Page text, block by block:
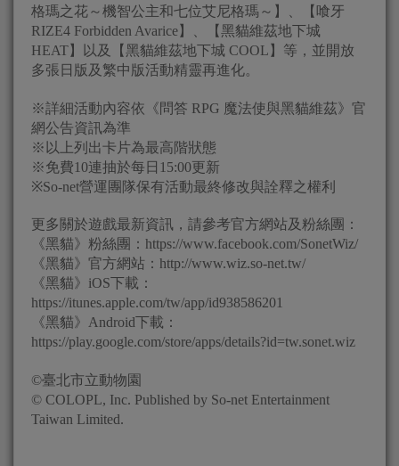
格瑪之花～機智公主和七位艾尼格瑪～】、【喰牙
RIZE4 Forbidden Avarice】、【黑貓維茲地下城
HEAT】以及【黑貓維茲地下城 COOL】等，並開放
多張日版及繁中版活動精靈再進化。
※詳細活動內容依《問答 RPG 魔法使與黑貓維茲》官
網公告資訊為準
※以上列出卡片為最高階狀態
※免費10連抽於每日15:00更新
※So-net營運團隊保有活動最終修改與詮釋之權利
更多關於遊戲最新資訊，請參考官方網站及粉絲團：
《黑貓》粉絲團：https://www.facebook.com/SonetWiz/
《黑貓》官方網站：http://www.wiz.so-net.tw/
《黑貓》iOS下載：
https://itunes.apple.com/tw/app/id938586201
《黑貓》Android下載：
https://play.google.com/store/apps/details?id=tw.sonet.wiz
©臺北市立動物園
© COLOPL, Inc. Published by So-net Entertainment
Taiwan Limited.